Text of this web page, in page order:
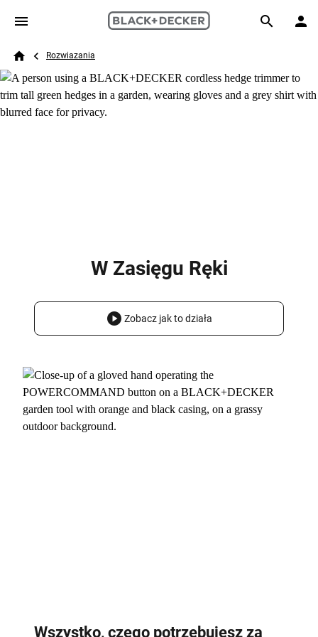
Skip to main content
Search
Breadcrumb
Rozwiazania
W Zasięgu Ręki
Zobacz jak to działa
Wszystko, czego potrzebujesz za